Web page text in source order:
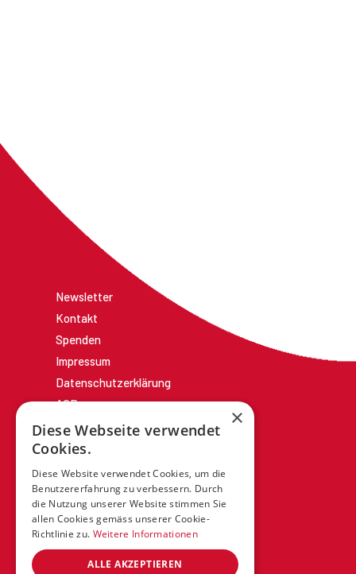
Newsletter
Kontakt
Spenden
Impressum
Datenschutzerklärung
AGBs
×
Diese Webseite verwendet
Cookies.
Diese Website verwendet Cookies, um die
Benutzererfahrung zu verbessern. Durch
die Nutzung unserer Website stimmen Sie
allen Cookies gemäss unserer Cookie-
Richtlinie zu. Weitere Informationen
ALLE AKZEPTIEREN